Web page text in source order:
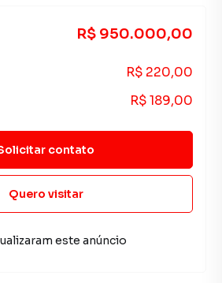
R$ 950.000,00
R$ 220,00
R$ 189,00
contato
Quero visitar
este anúncio